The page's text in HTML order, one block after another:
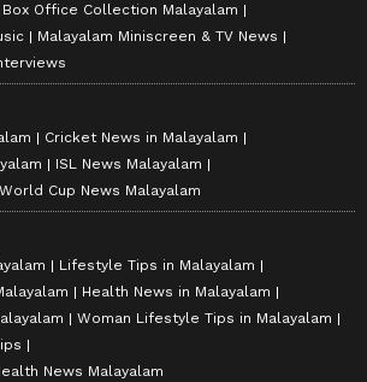
Box Office Collection Malayalam
Malayalam Miniscreen & TV News
Cricket News in Malayalam
ISL News Malayalam
World Cup News Malayalam
Lifestyle Tips in Malayalam
Health News in Malayalam
Woman Lifestyle Tips in Malayalam
News Malayalam